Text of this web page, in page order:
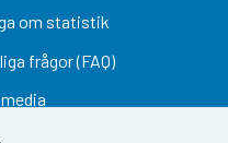
om statistik
frågor (FAQ)